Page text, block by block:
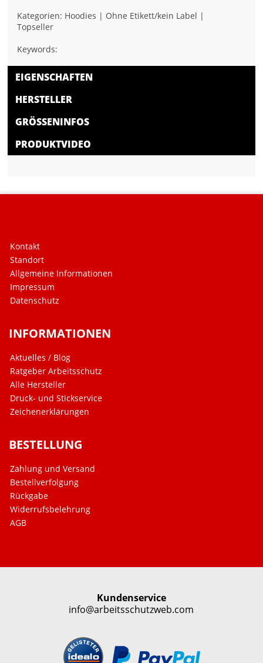
Kategorien: Hoodies | Ohne Etikett/kein Label |
Topseller
Keywords:
EIGENSCHAFTEN
HERSTELLER
GRÖSSENINFOS
PRODUKTVIDEO
Kontakt
Standort
Allgemeine Informationen
Impressum
Datenschutz
INFORMATIONEN
Aktuelles / Blog
Ratgeber Arbeitsschutz
Alle Hersteller
Druck- und Stickservice
Zeichenerklärungen
BESTELLUNG
Zahlung und Versand
Bestellverfolgung
Rückgabe
Widerrufsbelehrung
AGB
Kundenservice
info@arbeitsschutzweb.com